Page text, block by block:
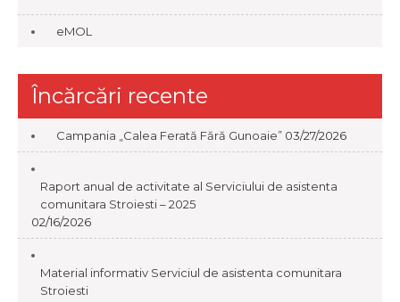
eMOL
Încărcări recente
Campania „Calea Ferată Fără Gunoaie” 03/27/2026
Raport anual de activitate al Serviciului de asistenta
comunitara Stroiesti – 2025
02/16/2026
Material informativ Serviciul de asistenta comunitara
Stroiesti